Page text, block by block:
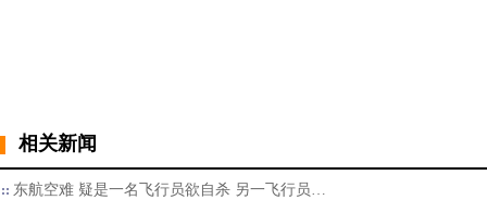
相关新闻
东航空难 疑是一名飞行员欲自杀 另一飞行员…